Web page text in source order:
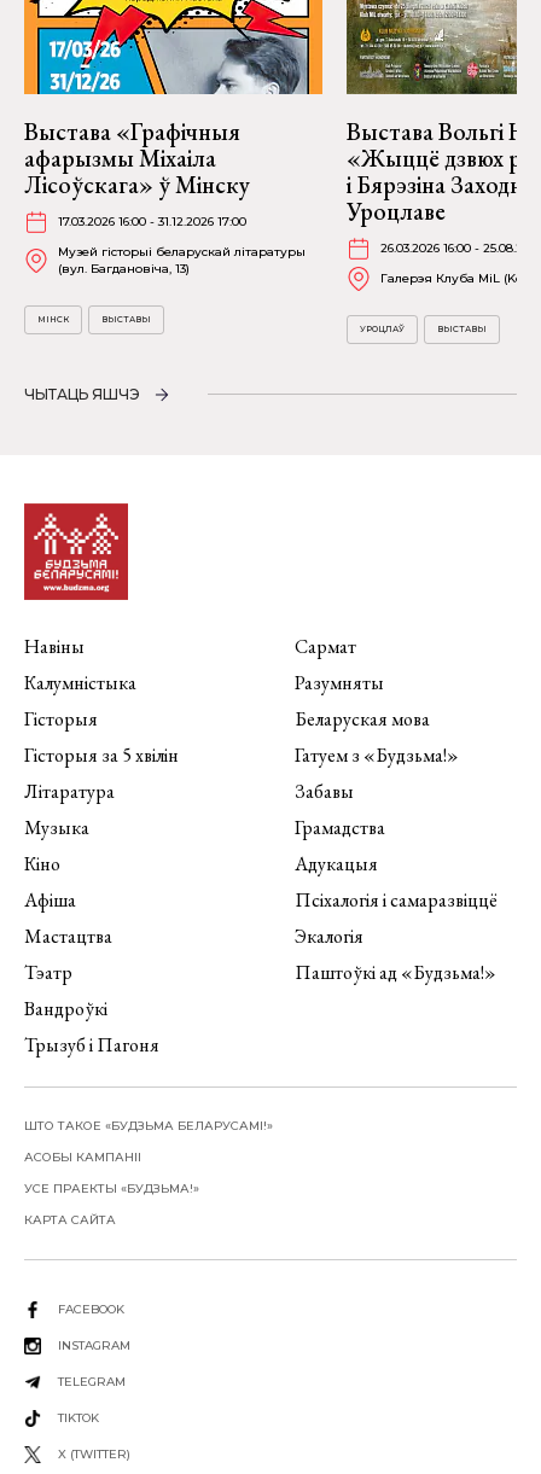
Выстава «Графічныя
афарызмы Міхаіла
Лісоўскага» ў Мінску
17.03.2026 16:00 - 31.12.2026 17:00
Музей гісторыі беларускай літаратуры
(вул. Багдановіча, 13)
МІНСК ВЫСТАВЫ
Выстава Вольгі
«Жыццё дзвюх
і Бярэзіна
Уроцлаве
26.03.2026 16:00 -
Галерэя Клуба MiL
УРОЦЛАЎ ВЫСТАВЫ
ЧЫТАЦЬ ЯШЧЭ
Навіны
Калумністыка
Гісторыя
Гісторыя за 5 хвілін
Літаратура
Музыка
Кіно
Афіша
Мастацтва
Тэатр
Вандроўкі
Трызуб і Пагоня
Сармат
Разумняты
Беларуская мова
Гатуем з «Будзьма!»
Забавы
Грамадства
Адукацыя
Псіхалогія і самаразвіццё
Экалогія
Паштоўкі ад «Будзьма!»
ШТО ТАКОЕ «БУДЗЬМА БЕЛАРУСАМІ!»
АСОБЫ КАМПАНІІ
УСЕ ПРАЕКТЫ «БУДЗЬМА!»
КАРТА САЙТА
FACEBOOK
INSTAGRAM
TELEGRAM
TIKTOK
X (TWITTER)